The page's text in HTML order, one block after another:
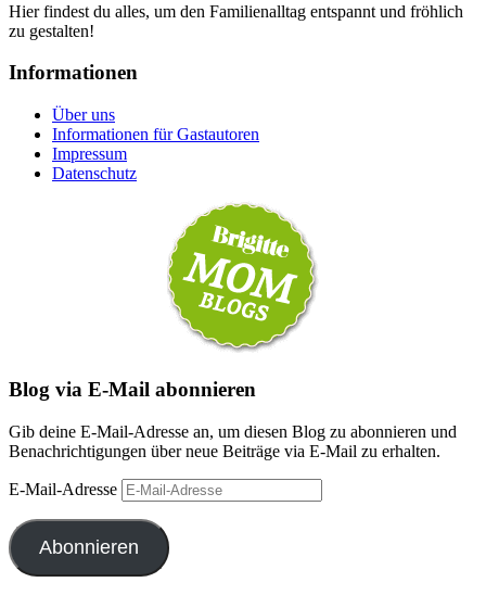
Hier findest du alles, um den Familienalltag entspannt und fröhlich
zu gestalten!
Informationen
Über uns
Informationen für Gastautoren
Impressum
Datenschutz
Blog via E-Mail abonnieren
Gib deine E-Mail-Adresse an, um diesen Blog zu abonnieren und
Benachrichtigungen über neue Beiträge via E-Mail zu erhalten.
E-Mail-Adresse
Abonnieren